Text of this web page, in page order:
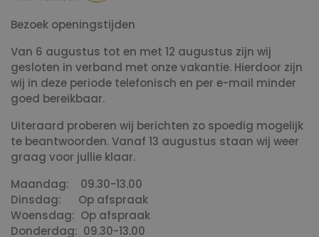
Bezoek openingstijden
Van 6 augustus tot en met 12 augustus zijn wij
gesloten in verband met onze vakantie. Hierdoor zijn
wij in deze periode telefonisch en per e-mail minder
goed bereikbaar.
Uiteraard proberen wij berichten zo spoedig mogelijk
te beantwoorden. Vanaf 13 augustus staan wij weer
graag voor jullie klaar.
Maandag: 09.30-13.00
Dinsdag: Op afspraak
Woensdag: Op afspraak
Donderdag: 09.30-13.00